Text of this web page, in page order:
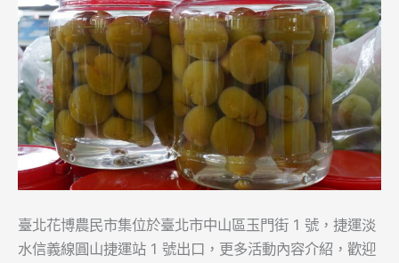
臺北花博農民市集位於臺北市中山區玉門街 1 號，捷運淡
水信義線圓山捷運站 1 號出口，更多活動內容介紹，歡迎